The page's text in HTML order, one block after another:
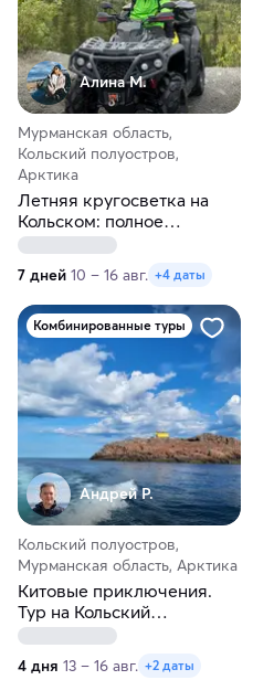
Алина М.
Мурманская область,
Кольский полуостров,
Арктика
Летняя кругосветка на
Кольском: полное
северное погружение за 7
7 дней 10 – 16 авг. +4 даты
Комбинированные туры
Андрей Р.
Кольский полуостров,
Мурманская область, Арктика
Китовые приключения.
Тур на Кольский
полуостров
4 дня 13 – 16 авг. +2 даты